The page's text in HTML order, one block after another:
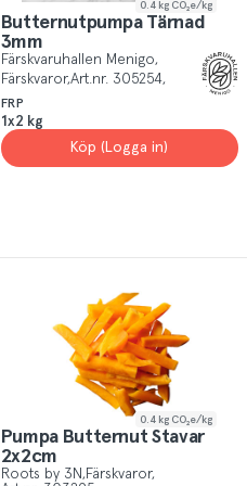
0.4 kg CO₂e/kg
Butternutpumpa Tärnad
3mm
Färskvaruhallen Menigo
Färskvaror Art.nr. 305254
FRP
1x2 kg
Köp (Logga in)
0.4 kg CO₂e/kg
Pumpa Butternut Stavar
2x2cm
Roots by 3N Färskvaror
Just
other
use
give
the
best
experience
possible,
helping
us